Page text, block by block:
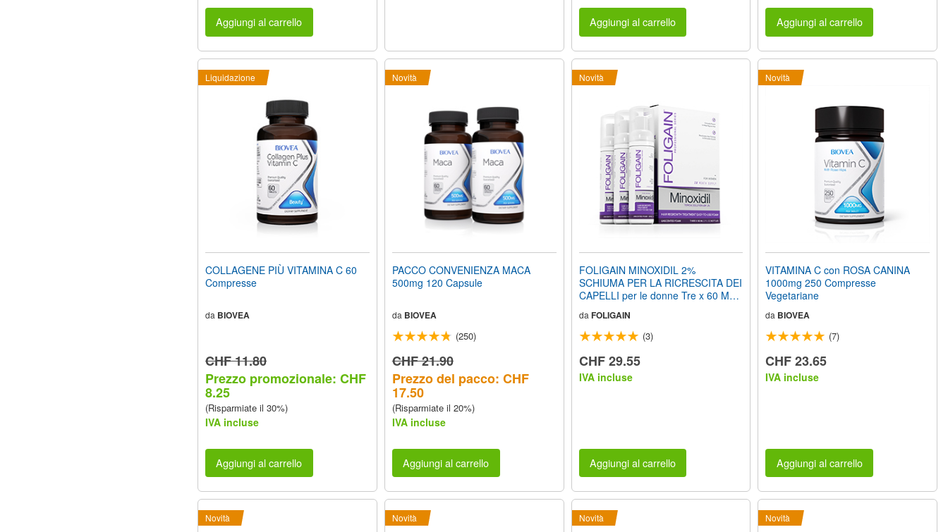
Aggiungi al carrello Aggiungi al carrello Aggiungi al carrello
Liquidazione
COLLAGENE PIÙ VITAMINA C 60
Compresse
da BIOVEA
CHF 11.80
Prezzo promozionale: CHF
8.25
(Risparmiate il 30%)
IVA incluse
Aggiungi al carrello
Novità
PACCO CONVENIENZA MACA
500mg 120 Capsule
da BIOVEA
(250)
CHF 21.90
Prezzo del pacco: CHF
17.50
(Risparmiate il 20%)
IVA incluse
Aggiungi al carrello
Novità
FOLIGAIN MINOXIDIL 2%
SCHIUMA PER LA RICRESCITA DEI
CAPELLI per le donne Tre x 60 ML
fornitura
da FOLIGAIN
(3)
CHF 29.55
IVA incluse
Aggiungi al carrello
Novità
VITAMINA C con ROSA CANINA
1000mg 250 Compresse
Vegetariane
da BIOVEA
(7)
CHF 23.65
IVA incluse
Aggiungi al carrello
Novità Novità Novità Novità